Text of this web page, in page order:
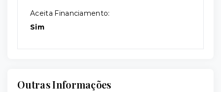
Aceita Financiamento:
Sim
Outras Informações